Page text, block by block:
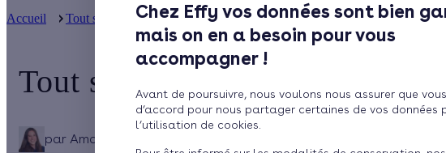
Chez Effy vos données sont bien
mais on en a besoin pour vous
accompagner !
Avant de poursuivre, nous voulons nous assurer que
d’accord pour nous partager certaines de vos données
l’utilisation de cookies.
Sols
Accueil Tout savoir sur la rénovation énergétique de ... Tout savoir sur le
Tout savoir sur le déficit
par Amandine Martinet